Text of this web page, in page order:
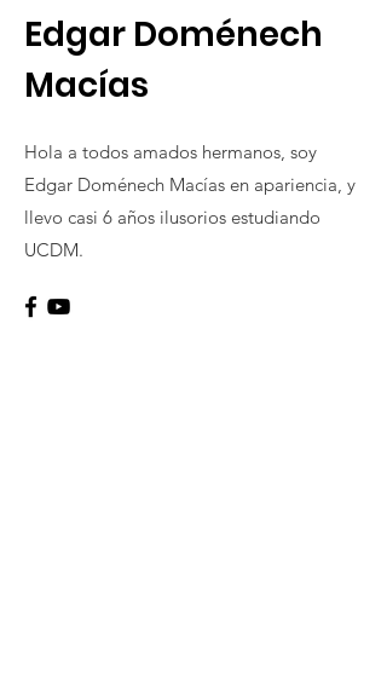
Edgar Doménech
Macías
Hola a todos amados hermanos, soy
Edgar Doménech Macías en apariencia, y
llevo casi 6 años ilusorios estudiando
UCDM.